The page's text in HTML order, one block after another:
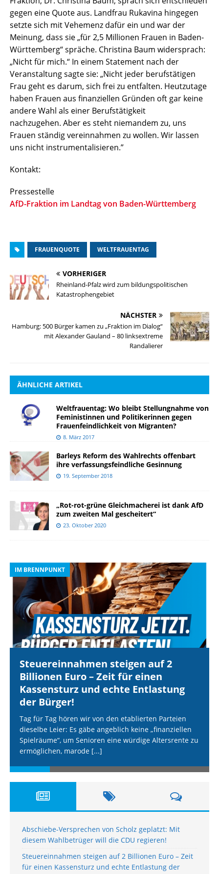
gegen eine Quote aus. Landfrau Rukavina hingegen
setzte sich mit Vehemenz dafür ein und war der
Meinung, dass sie „für 2,5 Millionen Frauen in Baden-
Württemberg“ spräche. Christina Baum widersprach:
„Nicht für mich.“ In einem Statement nach der
Veranstaltung sagte sie: „Nicht jeder berufstätigen
Frau geht es darum, sich frei zu entfalten. Heutzutage
haben Frauen aus finanziellen Gründen oft gar keine
andere Wahl als einer Berufstätigkeit
nachzugehen. Aber es steht niemandem zu, uns
Frauen ständig vereinnahmen zu wollen. Wir lassen
uns nicht instrumentalisieren.”
Kontakt:
Pressestelle
AfD-Fraktion im Landtag von Baden-Württemberg
FRAUENQUOTE WELTFRAUENTAG
VORHERIGER
Rheinland-Pfalz wird zum bildungspolitischen
Katastrophengebiet
NÄCHSTER
Hamburg: 500 Bürger kamen zu „Fraktion im Dialog“
mit Alexander Gauland – 80 linksextreme
Randalierer
ÄHNLICHE ARTIKEL
Weltfrauentag: Wo bleibt Stellungnahme von
Feministinnen und Politikerinnen gegen
Frauenfeindlichkeit von Migranten?
8. März 2017
Barleys Reform des Wahlrechts offenbart
ihre verfassungsfeindliche Gesinnung
19. September 2018
„Rot-rot-grüne Gleichmacherei ist dank AfD
zum zweiten Mal gescheitert“
23. Oktober 2020
IM BRENNPUNKT
Steuereinnahmen steigen auf 2
Billionen Euro – Zeit für einen
Kassensturz und echte Entlastung
der Bürger!
Tag für Tag hören wir von den etablierten Parteien
dieselbe Leier: Es gäbe angeblich keine „finanziellen
Spielräume“, um Senioren eine würdige Altersrente zu
ermöglichen, marode [...]
Abschiebe-Versprechen von Scholz geplatzt: Mit
diesem Wahlbetrüger will die CDU regieren!
Steuereinnahmen steigen auf 2 Billionen Euro – Zeit
für einen Kassensturz und echte Entlastung der